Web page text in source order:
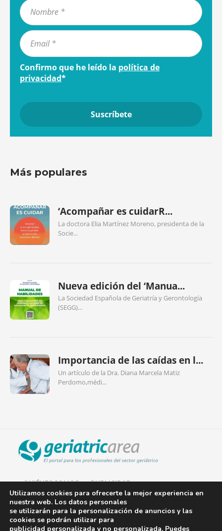
Confirmo que he leído la política de
privacidad*
Más populares
‘Acompañar es cuidarR...
La doctora Elia Martínez Moreno, presidenta de la
Socie...
Nueva edición del ‘Manua...
La Sociedad Española de Geriatría y Gerontología
(SEGG)...
Importancia de las caídas en l...
Un artículo de la Dra. Diana Marcela Matiz
Perdomo,médi...
QUIÉNES SOMOS PUBLICIDAD
AVISO LEGAL
POLÍTICA DE COOKIES
Utilizamos cookies para ofrecerte la mejor experiencia en
nuestra web. Los datos personales
se utilizarán para la personalización de anuncios y las
cookies se podrán utilizar para
publicidad personalizada y no personalizada. Puedes